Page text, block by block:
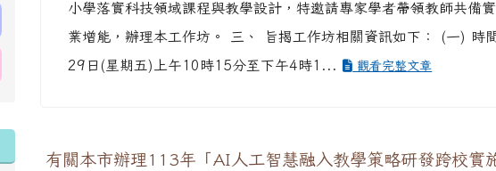
小學落實科技領域課程與教學設計，特邀請專家學者帶領教師共備
業增能，辦理本工作坊。 三、 旨揭工作坊相關資訊如下： (一) 時
29日(星期五)上午10時15分至下午4時1...
觀看完整文章
有關本市辦理113年「AI人工智慧融入教學策略研發跨校實